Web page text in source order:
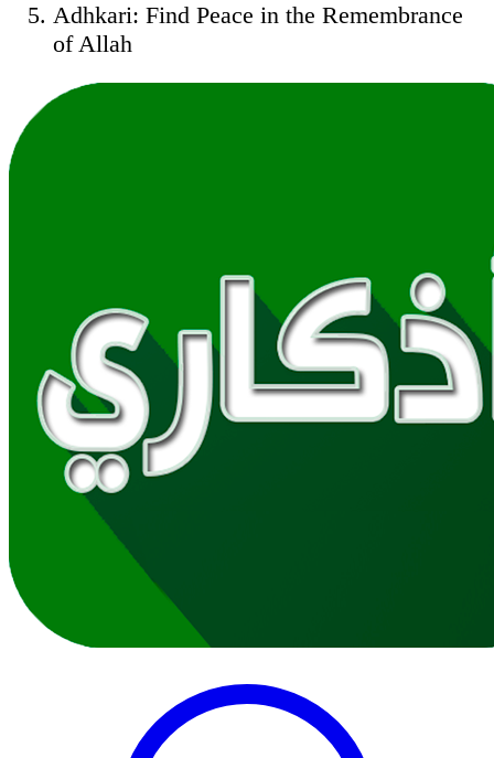
Adhkari: Find Peace in the Remembrance
of Allah